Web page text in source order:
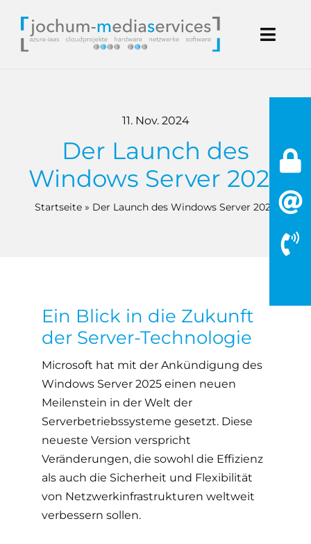
Inhalt
springen
Handwerk
IT Dienstleistung
11. Nov. 2024
Der Launch des
Windows Server 2025
Startseite » Der Launch des Windows Server 2025
Ein Blick in die Zukunft
der Server-Technologie
Microsoft hat mit der Ankündigung des
Windows Server 2025 einen neuen
Meilenstein in der Welt der
Serverbetriebssysteme gesetzt. Diese
neueste Version verspricht
Veränderungen, die sowohl die Effizienz
als auch die Sicherheit und Flexibilität
von Netzwerkinfrastrukturen weltweit
verbessern sollen.